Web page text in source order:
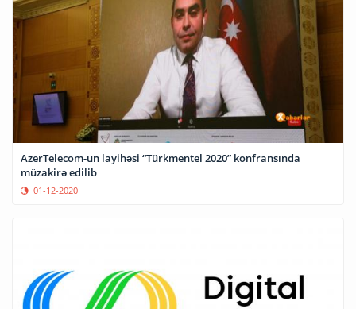
AzerTelecom-un layihəsi “Türkmentel 2020” konfransında
müzakirə edilib
01-12-2020